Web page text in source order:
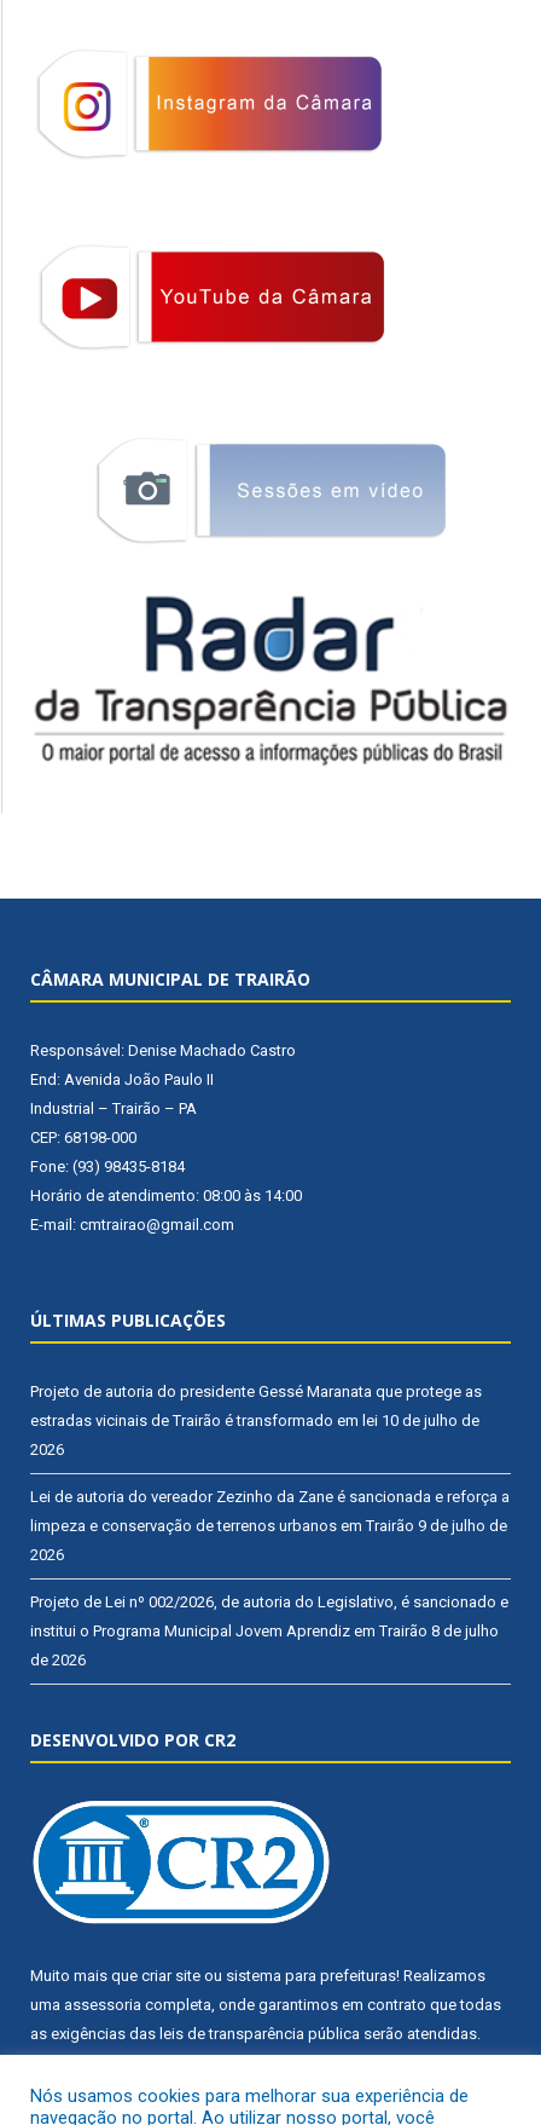
CÂMARA MUNICIPAL DE TRAIRÃO
Responsável: Denise Machado Castro
End: Avenida João Paulo II
Industrial – Trairão – PA
CEP: 68198-000
Fone: (93) 98435-8184
Horário de atendimento: 08:00 às 14:00
E-mail: cmtrairao@gmail.com
ÚLTIMAS PUBLICAÇÕES
Projeto de autoria do presidente Gessé Maranata que protege as
estradas vicinais de Trairão é transformado em lei 10 de julho de
2026
Lei de autoria do vereador Zezinho da Zane é sancionada e reforça a
limpeza e conservação de terrenos urbanos em Trairão 9 de julho de
2026
Projeto de Lei nº 002/2026, de autoria do Legislativo, é sancionado e
institui o Programa Municipal Jovem Aprendiz em Trairão 8 de julho
de 2026
DESENVOLVIDO POR CR2
Muito mais que criar site ou sistema para prefeituras! Realizamos
uma assessoria completa, onde garantimos em contrato que todas
as exigências das leis de transparência pública serão atendidas.
Conheça oPNTPe oRadar da Transparência Pública
Nós usamos cookies para melhorar sua experiência de
navegação no portal. Ao utilizar nosso portal, você